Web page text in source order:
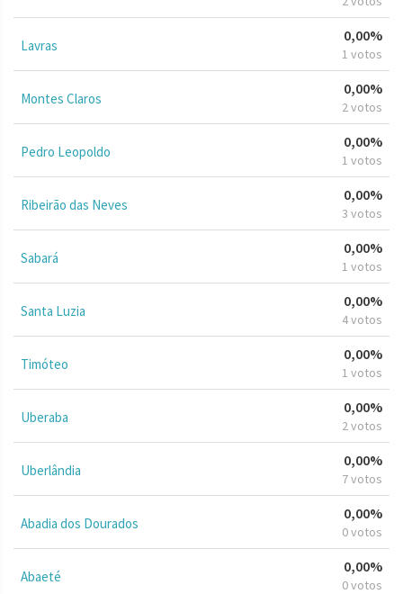
Lavras
0,00%
1 votos
Montes Claros
0,00%
2 votos
Pedro Leopoldo
0,00%
1 votos
Ribeirão das Neves
0,00%
3 votos
Sabará
0,00%
1 votos
Santa Luzia
0,00%
4 votos
Timóteo
0,00%
1 votos
Uberaba
0,00%
2 votos
Uberlândia
0,00%
7 votos
Abadia dos Dourados
0,00%
0 votos
Abaeté
0,00%
0 votos